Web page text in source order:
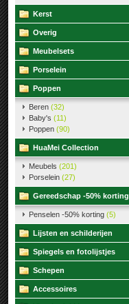
Kerst
Overig
Meubelsets
Porselein
Poppen
Beren (32)
Baby's (11)
Poppen (90)
HuaMei Collection
Meubels (201)
Porselein (27)
Gereedschap -50% korting
Penselen -50% korting (5)
Lijsten en schilderijen
Spiegels en fotolijstjes
Schepen
Accessoires